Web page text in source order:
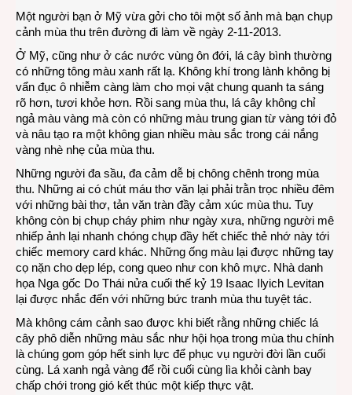
Bờ
nước
Mỹ
Một người bạn ở Mỹ vừa gởi cho tôi một số ảnh mà bạn chụp
cảnh mùa thu trên đường đi làm về ngày 2-11-2013.
Ở Mỹ, cũng như ở các nước vùng ôn đới, lá cây bình thường
có những tông màu xanh rất lạ. Không khí trong lành không bị
vẩn đục ô nhiễm càng làm cho mọi vật chung quanh ta sáng
rõ hơn, tươi khỏe hơn. Rồi sang mùa thu, lá cây không chỉ
ngả màu vàng mà còn có những màu trung gian từ vàng tới đỏ
và nâu tạo ra một không gian nhiều màu sắc trong cái nắng
vàng nhè nhẹ của mùa thu.
Những người đa sầu, đa cảm dễ bị chông chênh trong mùa
thu. Những ai có chút máu thơ văn lại phải trằn trọc nhiều đêm
với những bài thơ, tản văn tràn đầy cảm xúc mùa thu. Tuy
không còn bị chụp cháy phim như ngày xưa, những người mê
nhiếp ảnh lại nhanh chóng chụp đầy hết chiếc thẻ nhớ này tới
chiếc memory card khác. Những ống màu lại được những tay
cọ nặn cho dẹp lép, cong queo như con khô mực. Nhà danh
họa Nga gốc Do Thái nửa cuối thế kỷ 19 Isaac Ilyich Levitan
lại được nhắc đến với những bức tranh mùa thu tuyệt tác.
Mà không cám cảnh sao được khi biết rằng những chiếc lá
cây phô diễn những màu sắc như hội họa trong mùa thu chính
là chúng gom góp hết sinh lực để phục vụ người đời lần cuối
cùng. Lá xanh ngả vàng để rồi cuối cùng lìa khỏi cành bay
chấp chới trong gió kết thúc một kiếp thực vật.